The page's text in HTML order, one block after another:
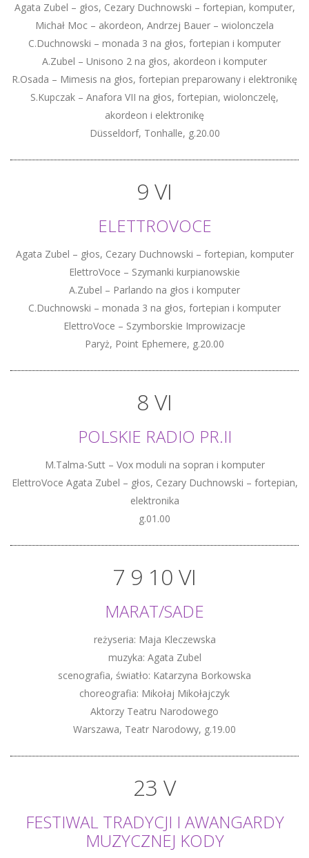
Agata Zubel – głos, Cezary Duchnowski – fortepian, komputer,
Michał Moc – akordeon, Andrzej Bauer – wiolonczela
C.Duchnowski – monada 3 na głos, fortepian i komputer
A.Zubel – Unisono 2 na głos, akordeon i komputer
R.Osada – Mimesis na głos, fortepian preparowany i elektronikę
S.Kupczak – Anafora VII na głos, fortepian, wiolonczelę,
akordeon i elektronikę
Düsseldorf, Tonhalle, g.20.00
9 VI
ELETTROVOCE
Agata Zubel – głos, Cezary Duchnowski – fortepian, komputer
ElettroVoce – Szymanki kurpianowskie
A.Zubel – Parlando na głos i komputer
C.Duchnowski – monada 3 na głos, fortepian i komputer
ElettroVoce – Szymborskie Improwizacje
Paryż, Point Ephemere, g.20.00
8 VI
POLSKIE RADIO PR.II
M.Talma-Sutt – Vox moduli na sopran i komputer
ElettroVoce Agata Zubel – głos, Cezary Duchnowski – fortepian,
elektronika
g.01.00
7 9 10 VI
MARAT/SADE
reżyseria: Maja Kleczewska
muzyka: Agata Zubel
scenografia, światło: Katarzyna Borkowska
choreografia: Mikołaj Mikołajczyk
Aktorzy Teatru Narodowego
Warszawa, Teatr Narodowy, g.19.00
23 V
FESTIWAL TRADYCJI I AWANGARDY
MUZYCZNEJ KODY